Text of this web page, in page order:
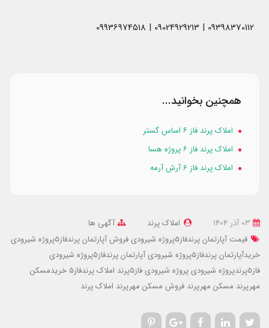
همچنین بخوانید...
املاک پرند فاز ۶ اساس گستر
املاک پرند فاز ۶ پروژه هسا
املاک پرند فاز 6 آرش آرمه
املاک پرند
آگهی ها
قیمت آپارتمان پرندفاز5پروژه شیرودی
فروش آپارتمان پرندفاز5پروژه شیرودی
خریدآپارتمان پرندفاز5پروژه شیرودی
آپارتمان پرندفاز5پروژه شیرودی
فاز5پرندپروژه شیرودی
پروژه شیرودی فاز5پرند املاک پرندفاز5
خریدمسکن
مهرپرند مسکن مهرپرند فروش مسکن مهرپرند املاک پرند